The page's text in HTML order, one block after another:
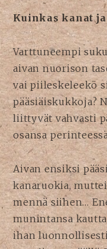
Kuinkas kanat
Varttuneempi
aivan nuorison
vai piileskeleekö
pääsiäiskukkoja?
liittyvät vahvasti
osansa
Aivan ensiksi
kanaruokia,
mennä siihen…
munintansa
ihan